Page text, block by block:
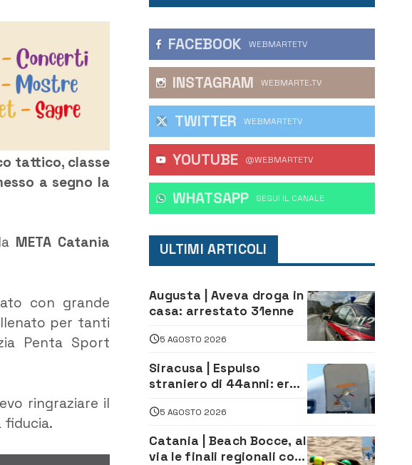
tattico, classe
a segno la
META Catania
con grande
per tanti
Penta Sport
ringraziare il
fiducia.
FACEBOOK WEBMARTETV
INSTAGRAM WEBMARTE.TV
TWITTER WEBMARTETV
YOUTUBE @WEBMARTETV
WHATSAPP ‎SEGUI IL CANALE
ULTIMI ARTICOLI
Augusta | Aveva droga in
casa: arrestato 31enne
5 AGOSTO 2026
Siracusa | Espulso
straniero di 44anni: era
5 AGOSTO 2026
Catania | Beach Bocce, al
via le finali regionali con